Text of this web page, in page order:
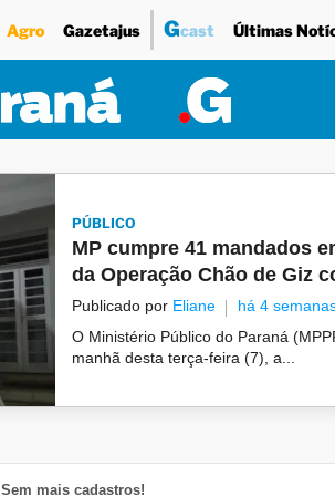
Agro Gazetajus Gcast Últimas
PÚBLICO
MP cumpre 41 mandados
da Operação Chão de Giz
Publicado por Eliane
há 4
O Ministério Público do Paraná
manhã desta terça-feira (7), a...
Sem mais cadastros!